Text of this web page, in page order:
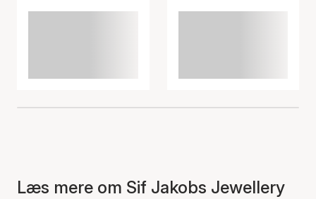
Læs mere om Sif Jakobs Jewellery